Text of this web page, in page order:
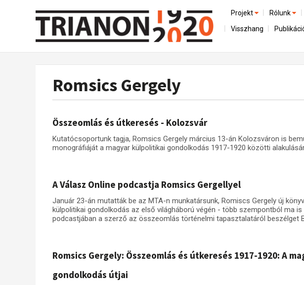
Projekt
Előzmények
Az összeomlás és a
Utókor és emlékezet
Rólunk
A
Visszhang
Romsics Gergely
Összeomlás és útkeresés - Kolozsvár
Kutatócsoportunk tagja, Romsics Gergely március 13-án Kolozsváron is
monográfiáját a magyar külpolitikai gondolkodás 1917-1920 közötti
A Válasz Online podcastja Romsics Gergellyel
Január 23-án mutatták be az MTA-n munkatársunk, Romiscs Gergely új
külpolitikai gondolkodás az első világháború végén - több szempontból ma is
podcastjában a szerző az összeomlás történelmi tapasztalatáról beszélget
Romsics Gergely: Összeomlás és útkeresés 1917-1920: A
gondolkodás útjai